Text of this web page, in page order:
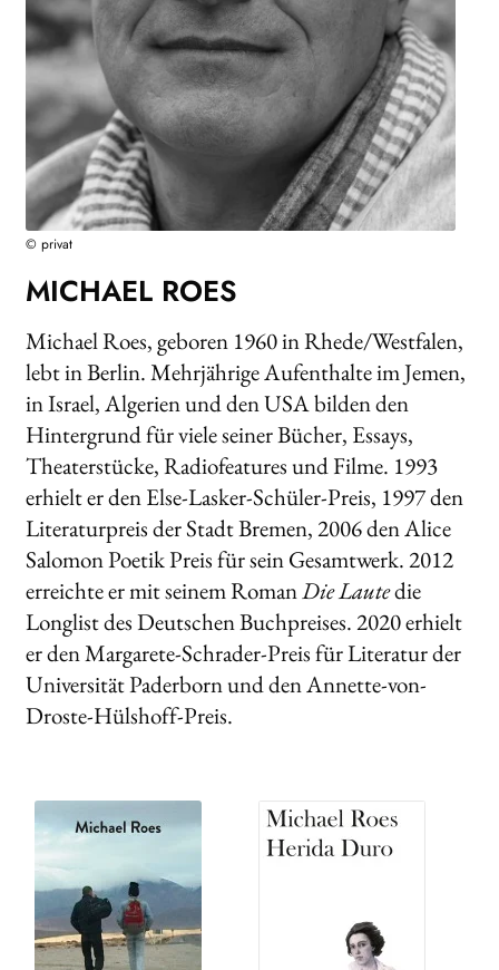
AKTUELLES
NEWSLETTER
WEITERE VERLAGE
Search:
© privat
MICHAEL ROES
Michael Roes, geboren 1960 in Rhede/Westfalen,
lebt in Berlin. Mehrjährige Aufenthalte im Jemen,
in Israel, Algerien und den USA bilden den
Hintergrund für viele seiner Bücher, Essays,
Theaterstücke, Radiofeatures und Filme. 1993
erhielt er den Else-Lasker-Schüler-Preis, 1997 den
Literaturpreis der Stadt Bremen, 2006 den Alice
Salomon Poetik Preis für sein Gesamtwerk. 2012
erreichte er mit seinem RomanDie Lautedie
Longlist des Deutschen Buchpreises. 2020 erhielt
er den Margarete-Schrader-Preis für Literatur der
Universität Paderborn und den Annette-von-
Droste-Hülshoff-Preis.